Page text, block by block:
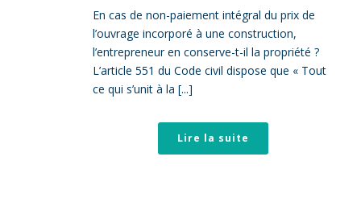
En cas de non-paiement intégral du prix de
l’ouvrage incorporé à une construction,
l’entrepreneur en conserve-t-il la propriété ?
L’article 551 du Code civil dispose que « Tout
ce qui s’unit à la [...]
Lire la suite